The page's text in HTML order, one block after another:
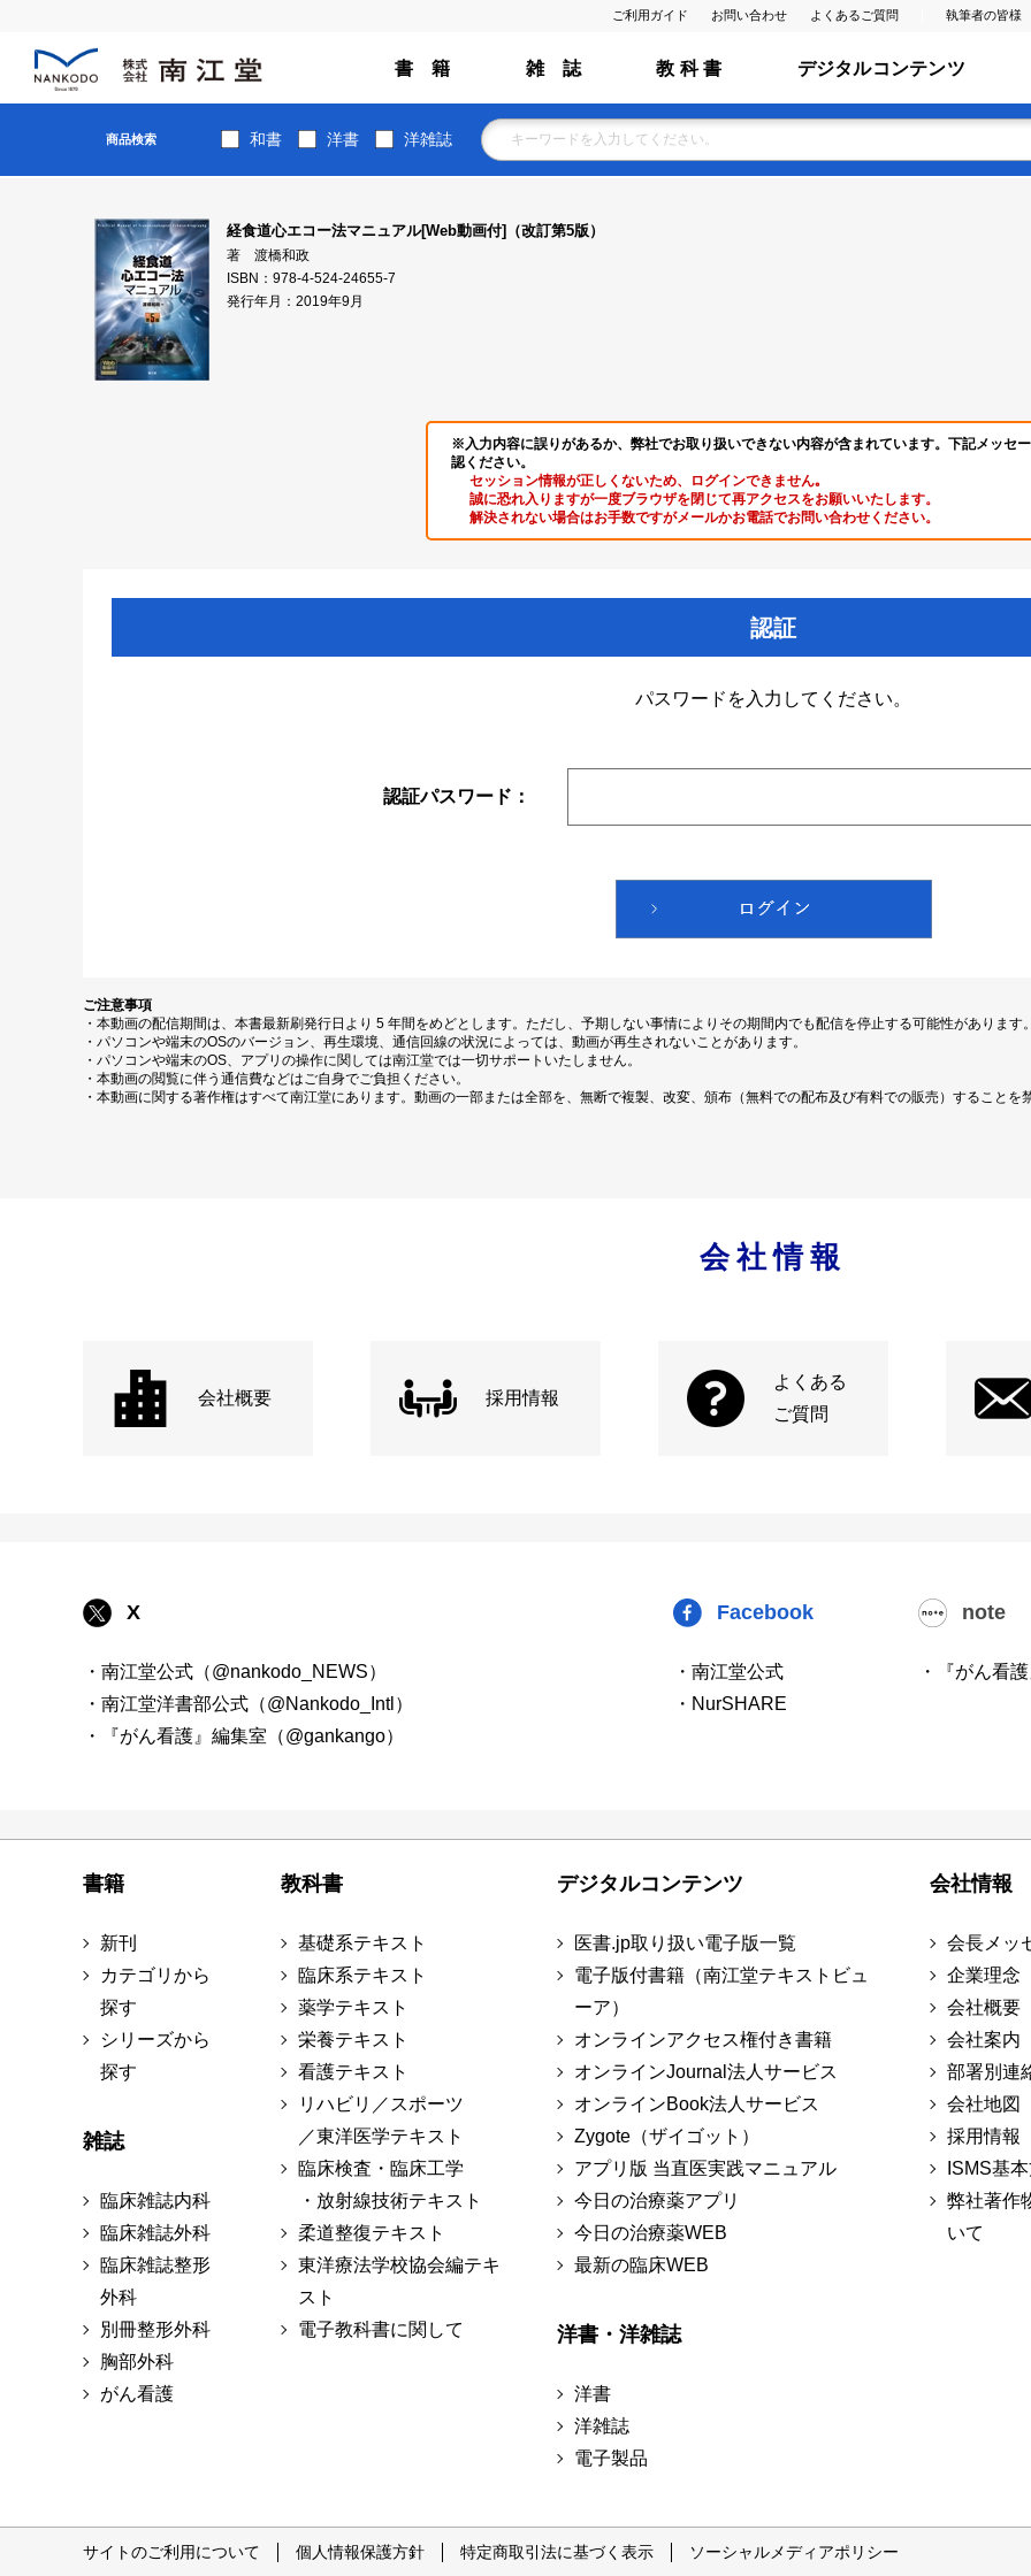
ご利用ガイド お問い合わせ よくあるご質問 執筆者の皆様
書 籍 雑 誌 教 科 書 デジタルコンテンツ
商品検索 和書 洋書 洋雑誌
経食道心エコー法マニュアル[Web動画付]（改訂第5版）
著 渡橋和政
ISBN：978-4-524-24655-7
発行年月：2019年9月
※入力内容に誤りがあるか、弊社でお取り扱いできない内容が含まれています。下記メッセ
認ください。
セッション情報が正しくないため、ログインできません｡
誠に恐れ入りますが一度ブラウザを閉じて再アクセスをお願いいたします。
解決されない場合はお手数ですがメールかお電話でお問い合わせください。
認証
パスワードを入力してください。
認証パスワード：
ご注意事項
・本動画の配信期間は、本書最新刷発行日より 5 年間をめどとします。ただし、予期しない事情によりその期間内でも配信を停止する可能性があります
・パソコンや端末のOSのバージョン、再生環境、通信回線の状況によっては、動画が再生されないことがあります。
・パソコンや端末のOS、アプリの操作に関しては南江堂では一切サポートいたしません。
・本動画の閲覧に伴う通信費などはご自身でご負担ください。
・本動画に関する著作権はすべて南江堂にあります。動画の一部または全部を、無断で複製、改変、頒布（無料での配布及び有料での販売）することを
会社情報
会社概要 採用情報
よくある
ご質問
X
・南江堂公式（@nankodo_NEWS）
・南江堂洋書部公式（@Nankodo_Intl）
・『がん看護』編集室（@gankango）
Facebook
・南江堂公式
・NurSHARE
note
・『がん看
書籍
新刊
カテゴリから
探す
シリーズから
探す
雑誌
臨床雑誌内科
臨床雑誌外科
臨床雑誌整形
外科
別冊整形外科
胸部外科
がん看護
教科書
基礎系テキスト
臨床系テキスト
薬学テキスト
栄養テキスト
看護テキスト
リハビリ／スポーツ
／東洋医学テキスト
臨床検査・臨床工学
・放射線技術テキスト
柔道整復テキスト
東洋療法学校協会編テキ
スト
電子教科書に関して
デジタルコンテンツ
医書.jp取り扱い電子版一覧
電子版付書籍（南江堂テキストビュ
ーア）
オンラインアクセス権付き書籍
オンラインJournal法人サービス
オンラインBook法人サービス
Zygote（ザイゴット）
アプリ版 当直医実践マニュアル
今日の治療薬アプリ
今日の治療薬WEB
最新の臨床WEB
洋書・洋雑誌
洋書
洋雑誌
電子製品
会社情報
会長メッ
企業理念
会社概要
会社案内
部署別連
会社地図
採用情報
ISMS基
弊社著作
いて
サイトのご利用について 個人情報保護方針 特定商取引法に基づく表示 ソーシャルメディアポリシー